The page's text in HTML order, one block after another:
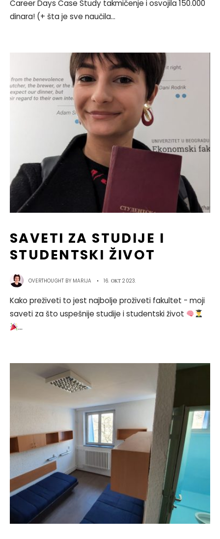
Career Days Case Study takmičenje i osvojila 150.000
dinara! (+ šta je sve naučila...
SAVETI ZA STUDIJE I
STUDENTSKI ŽIVOT
OVERTHOUGHT BY MARIJA • 16. ОКТ 2023.
Kako preživeti to jest najbolje proživeti fakultet - moji
saveti za što uspešnije studije i studentski život
...